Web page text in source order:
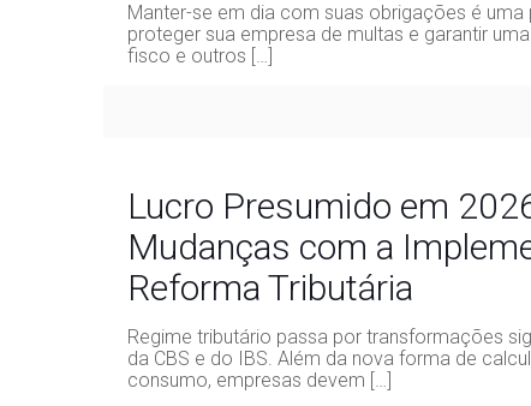
Manter-se em dia com suas obrigações é uma
proteger sua empresa de multas e garantir
fisco e outros […]
Lucro Presumido em
Mudanças com a
Reforma Tributária
Regime tributário passa por transformações
da CBS e do IBS. Além da nova forma de
consumo, empresas devem […]